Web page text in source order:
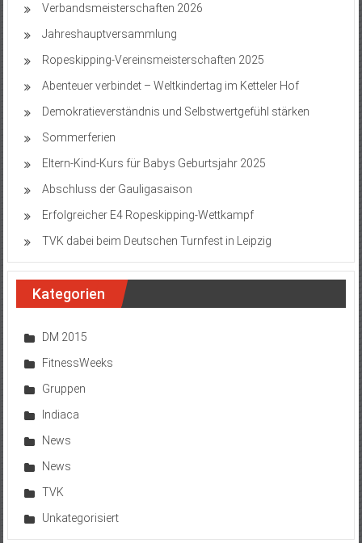
Verbandsmeisterschaften 2026
Jahreshauptversammlung
Ropeskipping-Vereinsmeisterschaften 2025
Abenteuer verbindet – Weltkindertag im Ketteler Hof
Demokratieverständnis und Selbstwertgefühl stärken
Sommerferien
Eltern-Kind-Kurs für Babys Geburtsjahr 2025
Abschluss der Gauligasaison
Erfolgreicher E4 Ropeskipping-Wettkampf
TVK dabei beim Deutschen Turnfest in Leipzig
Kategorien
DM 2015
FitnessWeeks
Gruppen
Indiaca
News
News
TVK
Unkategorisiert